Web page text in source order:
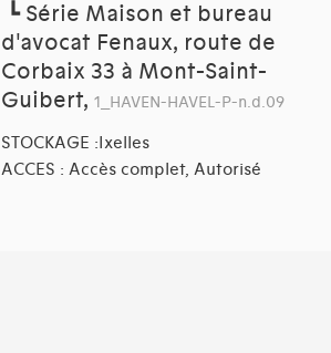
┗ Série Maison et bureau
d'avocat Fenaux, route de
Corbaix 33 à Mont-Saint-
Guibert, 1_HAVEN-HAVEL-P-n.d.09
STOCKAGE :Ixelles
ACCES : Accès complet, Autorisé